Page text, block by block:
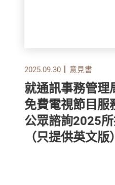
2025.09.30 意見書
就通訊事務管理
免費電視節目服
公眾諮詢2025
（只提供英文版）